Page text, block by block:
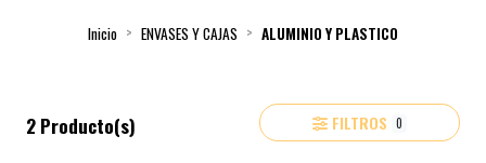
Inicio ENVASES Y CAJAS ALUMINIO Y PLASTICO
2 Producto(s) FILTROS 0